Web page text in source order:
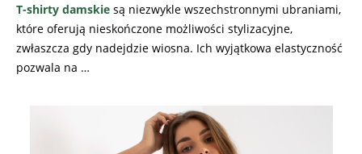
T-shirty damskie są niezwykle wszechstronnymi ubraniami,
które oferują nieskończone możliwości stylizacyjne,
zwłaszcza gdy nadejdzie wiosna. Ich wyjątkowa elastyczność
pozwala na …